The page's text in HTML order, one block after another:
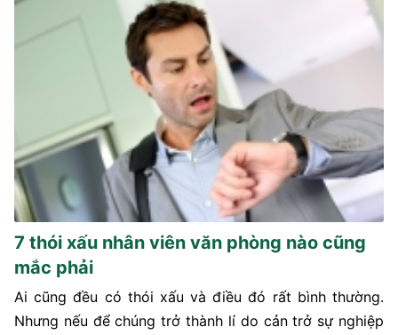
7 thói xấu nhân viên văn phòng nào cũng
mắc phải
Ai cũng đều có thói xấu và điều đó rất bình thường.
Nhưng nếu để chúng trở thành lí do cản trở sự nghiệp